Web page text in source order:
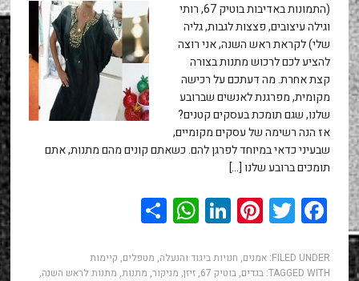
(התמונות באדיבות בוטיק 67, רותי
וגילה עיצובים, פצצות לגבות, גליה
שלי) לקראת ראש השנה, אני רוצה
להציע לכם לרכוש מתנות בצורה
קצת אחרת. מה דעתכם על רכישה
מקומית, מפרגנת לאנשים שברובע
שלנו, שגם תומכת בעסקים קטנים?
אז הנה רשימה של עסקים מקומיים,
שבעיני כדאי במיוחד לפרגן להם. כשאתם קונים מהם מתנות, אתם
תומכים ברובע שלנו […]
Facebook
Twitter
Pinterest
LinkedIn
WhatsApp
Share
FILED UNDER: אמנים, חנויות ביגוד והנעלה, מטפלים, קיימות
TAGGED WITH: בגדים, בוטיק 67 , זיזן, מניקור, מתנות, מתנות לראש השנה,